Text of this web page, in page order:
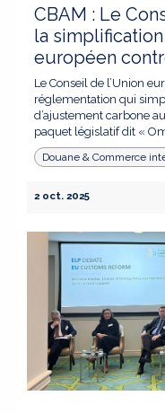
CBAM : Le
la
européen
Le Conseil de l’Union
réglementation qui
d’ajustement carbone
paquet législatif dit «
Douane & Commerce
2 oct. 2025